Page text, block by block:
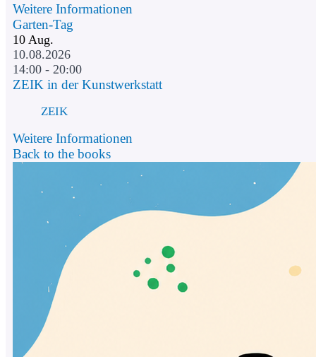
Weitere Informationen
Garten-Tag
10 Aug.
10.08.2026
14:00 - 20:00
ZEIK in der Kunstwerkstatt
ZEIK
Weitere Informationen
Back to the books